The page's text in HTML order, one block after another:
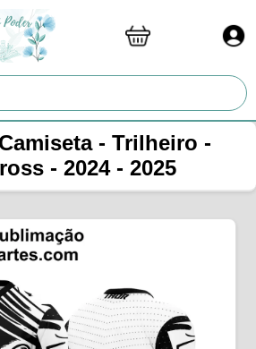
- Trilheiro -
- 2024 - 2025